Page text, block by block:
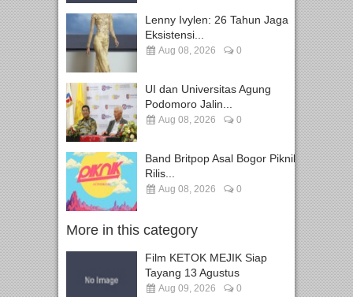
Lenny Ivylen: 26 Tahun Jaga
Eksistensi...
Aug 08, 2026 0
UI dan Universitas Agung
Podomoro Jalin...
Aug 08, 2026 0
Band Britpop Asal Bogor Piknik
Rilis...
Aug 08, 2026 0
More in this category
Film KETOK MEJIK Siap
Tayang 13 Agustus
Aug 09, 2026 0